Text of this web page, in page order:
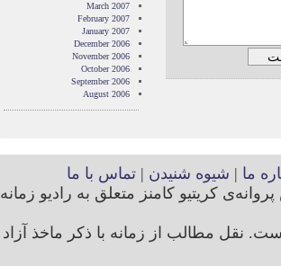
March 2007
February 2007
January 2007
December 2006
November 2006
October 2006
September 2006
August 2006
ما | شیوه شنیدن |تماس با ما
کریتیو کامنز متعلق به رادیو زمانه
نقل مطالب از زمانه با ذکر ماخذ آزاد